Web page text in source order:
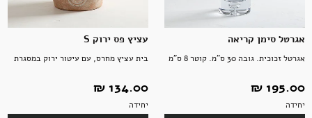
אגרטל סימן קריאה
אגרטל זכוכית. גובה 30 ס"מ. קוטר 8 ס"מ
195.00 ‏₪
יחידה
עציץ פס ירוק S
בית עציץ מחרס, עם עיטור ירוק במסגרת
134.00 ‏₪
יחידה